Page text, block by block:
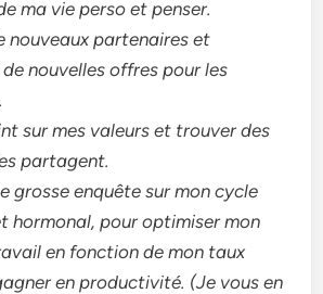
ma vie perso et penser.
nouveaux partenaires et
nouvelles offres pour les
sur mes valeurs et trouver des
partagent.
grosse enquête sur mon cycle
hormonal, pour optimiser mon
en fonction de mon taux
en productivité. (Je vous en